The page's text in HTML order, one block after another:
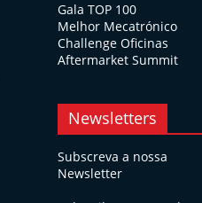
Gala TOP 100
Melhor Mecatrónico
Challenge Oficinas
Aftermarket Summit
Newsletters
Subscreva a nossa
Newsletter